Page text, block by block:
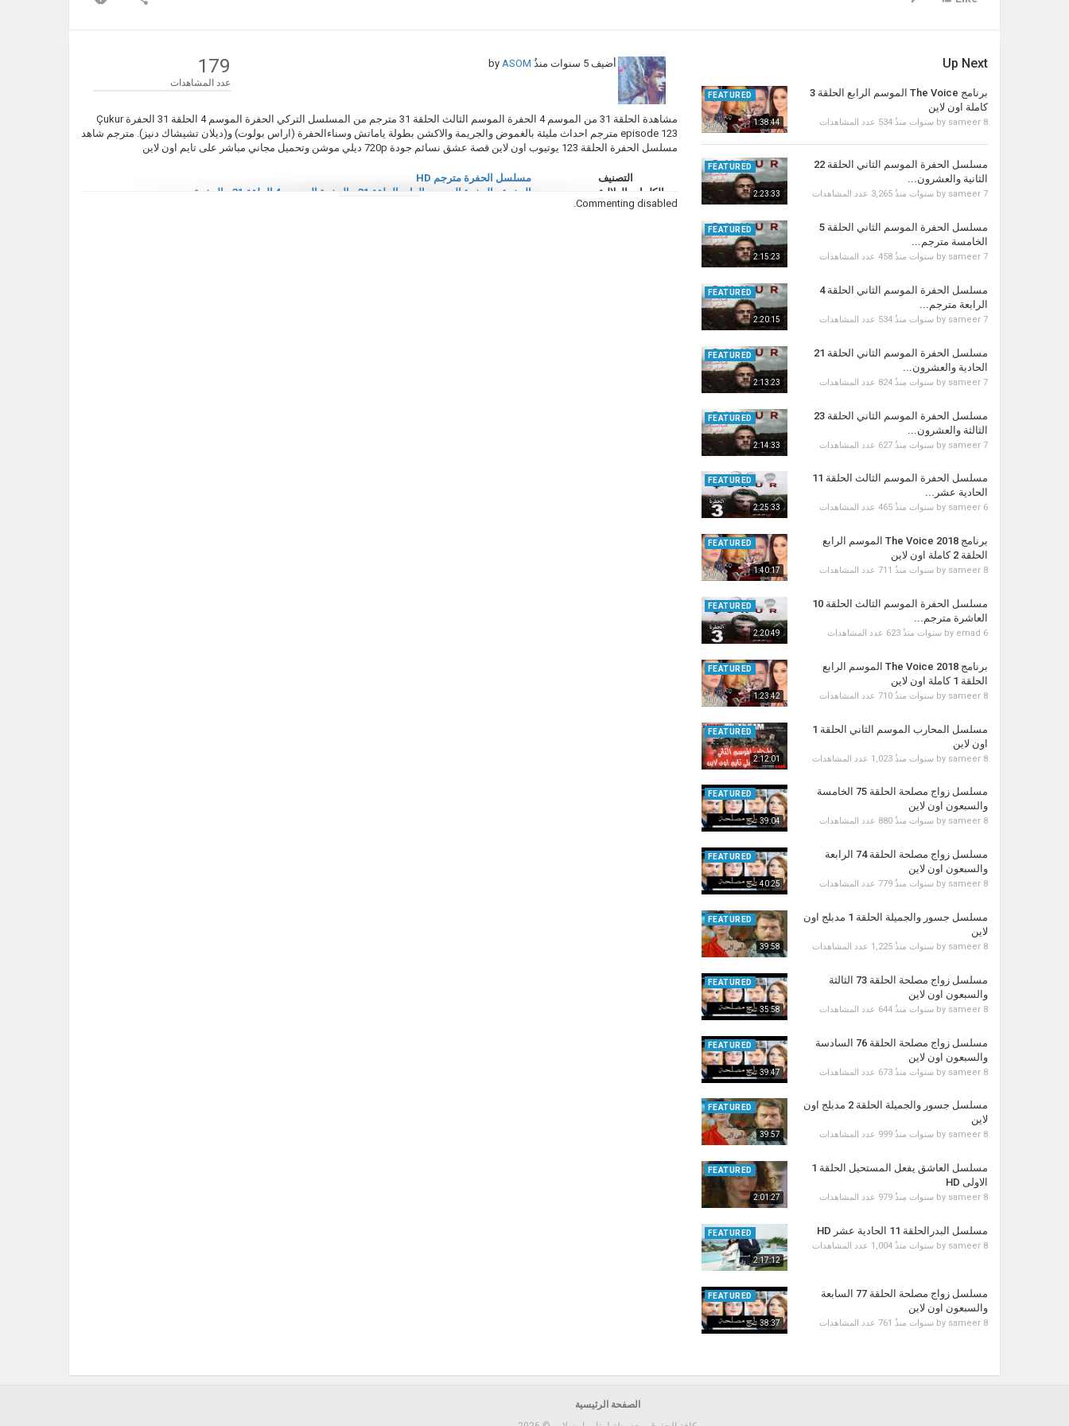
أضيف5 سنوات منذُ ASOM
179
عدد المشاهدات
مشاهدة الحلقة 31 من الموسم 4 الحفرة الموسم الثالث الحلقة 31 مترجم من المسلسل التركي الحفرة الموسم 4 الحلقة 31 الحفرة Çukur
episode 123 مترجم احداث مليئة بالغموض والجريمة والاكشن بطولة ياماتش وسناءالحفرة (اراس بولوت) و(ديلان تشيشاك دنيز). مترجم شاهد
مسلسل الحفرة الحلقة 123 يوتيوب اون لاين قصة عشق نسائم جودة 720p ديلي موشن وتحميل مجاني مباشر على تايم اون لاين
التصنيف
مسلسل الحفرة مترجم HD
الكلمات الدلالية
الحفرة الحفرة الموسم الرابع الحلقة 31 الحفرة الموسم 4 الحلقة 31
الحفرة
Commenting disabled.
Up Next
1:38:44
FEATURED
برنامج The Voice الموسم الرابع الحلقة 3
كاملة اون لاين
by sameer 8 سنوات منذُ 534 عدد المشاهدات
2:23:33
FEATURED
مسلسل الحفرة الموسم الثاني الحلقة 22
الثانية والعشرون...
by sameer 7 سنوات منذُ 3,265 عدد المشاهدات
2:15:23
FEATURED
مسلسل الحفرة الموسم الثاني الحلقة 5
الخامسة مترجم...
by sameer 7 سنوات منذُ 458 عدد المشاهدات
2:20:15
FEATURED
مسلسل الحفرة الموسم الثاني الحلقة 4
الرابعة مترجم...
by sameer 7 سنوات منذُ 534 عدد المشاهدات
2:13:23
FEATURED
مسلسل الحفرة الموسم الثاني الحلقة 21
الحادية والعشرون...
by sameer 7 سنوات منذُ 824 عدد المشاهدات
2:14:33
FEATURED
مسلسل الحفرة الموسم الثاني الحلقة 23
الثالثة والعشرون...
by sameer 7 سنوات منذُ 627 عدد المشاهدات
2:25:33
FEATURED
مسلسل الحفرة الموسم الثالث الحلقة 11
الحادية عشر...
by sameer 6 سنوات منذُ 465 عدد المشاهدات
1:40:17
FEATURED
برنامج The Voice 2018 الموسم الرابع
الحلقة 2 كاملة اون لاين
by sameer 8 سنوات منذُ 711 عدد المشاهدات
2:20:49
FEATURED
مسلسل الحفرة الموسم الثالث الحلقة 10
العاشرة مترجم...
by emad 6 سنوات منذُ 623 عدد المشاهدات
1:23:42
FEATURED
برنامج The Voice 2018 الموسم الرابع
الحلقة 1 كاملة اون لاين
by sameer 8 سنوات منذُ 710 عدد المشاهدات
2:12:01
FEATURED
مسلسل المحارب الموسم الثاني الحلقة 1
اون لاين
by sameer 8 سنوات منذُ 1,023 عدد المشاهدات
39:04
FEATURED
مسلسل زواج مصلحة الحلقة 75 الخامسة
والسبعون اون لاين
by sameer 8 سنوات منذُ 880 عدد المشاهدات
40:25
FEATURED
مسلسل زواج مصلحة الحلقة 74 الرابعة
والسبعون اون لاين
by sameer 8 سنوات منذُ 779 عدد المشاهدات
39:58
FEATURED
مسلسل جسور والجميلة الحلقة 1 مدبلج اون
لاين
by sameer 8 سنوات منذُ 1,225 عدد المشاهدات
35:58
FEATURED
مسلسل زواج مصلحة الحلقة 73 الثالثة
والسبعون اون لاين
by sameer 8 سنوات منذُ 644 عدد المشاهدات
39:47
FEATURED
مسلسل زواج مصلحة الحلقة 76 السادسة
والسبعون اون لاين
by sameer 8 سنوات منذُ 673 عدد المشاهدات
39:57
FEATURED
مسلسل جسور والجميلة الحلقة 2 مدبلج اون
لاين
by sameer 8 سنوات منذُ 999 عدد المشاهدات
2:01:27
FEATURED
مسلسل العاشق يفعل المستحيل الحلقة 1
الاولى HD
by sameer 8 سنوات منذُ 979 عدد المشاهدات
2:17:12
FEATURED مسلسل البدرالحلقة 11 الحادية عشر HD
by sameer 8 سنوات منذُ 1,004 عدد المشاهدات
38:37
FEATURED
مسلسل زواج مصلحة الحلقة 77 السابعة
والسبعون اون لاين
by sameer 8 سنوات منذُ 761 عدد المشاهدات
الصفحة الرئيسية